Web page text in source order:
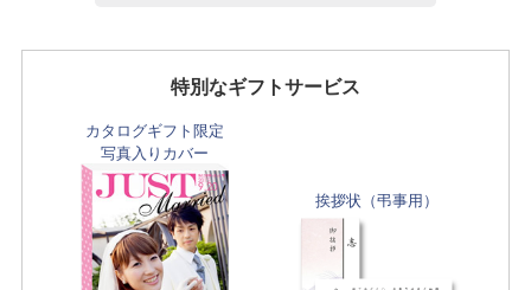
特別なギフトサービス
カタログギフト限定
写真入りカバー
挨拶状（弔事用）